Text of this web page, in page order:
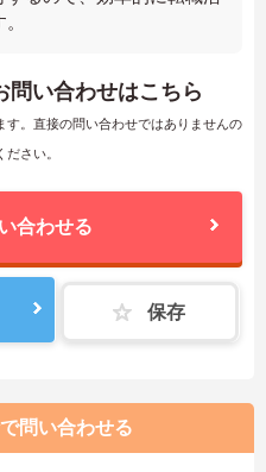
問い合わせはこちら
。直接の問い合わせではありませんの
さい。
合わせる
保存
問い合わせる